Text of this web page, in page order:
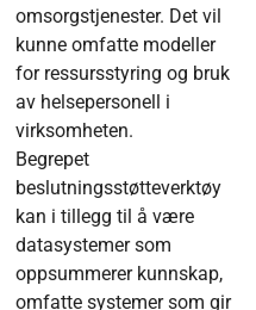
omsorgstjenester. Det vil
kunne omfatte modeller
for ressursstyring og bruk
av helsepersonell i
virksomheten.
Begrepet
beslutningsstøtteverktøy
kan i tillegg til å være
datasystemer som
oppsummerer kunnskap,
omfatte systemer som gir